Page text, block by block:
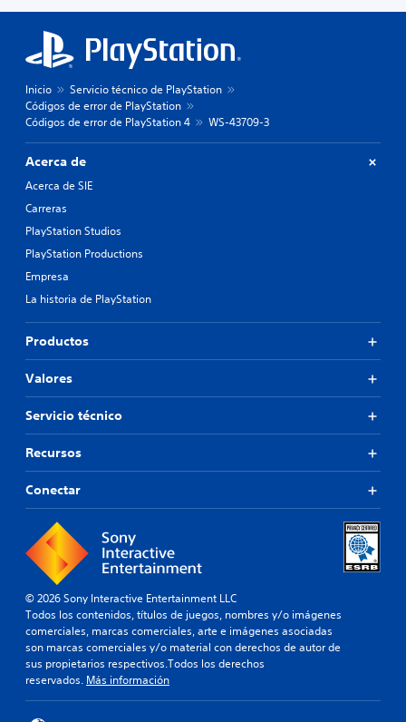
Inicio
Servicio técnico de PlayStation
Códigos de error de PlayStation
Códigos de error de PlayStation 4
WS-43709-3
Acerca de
Acerca de SIE
Carreras
PlayStation Studios
PlayStation Productions
Empresa
La historia de PlayStation
Productos
Valores
Servicio técnico
Recursos
Conectar
© 2026 Sony Interactive Entertainment LLC
Todos los contenidos, títulos de juegos, nombres y/o imágenes
comerciales, marcas comerciales, arte e imágenes asociadas
son marcas comerciales y/o material con derechos de autor de
sus propietarios respectivos.Todos los derechos
reservados. Más información